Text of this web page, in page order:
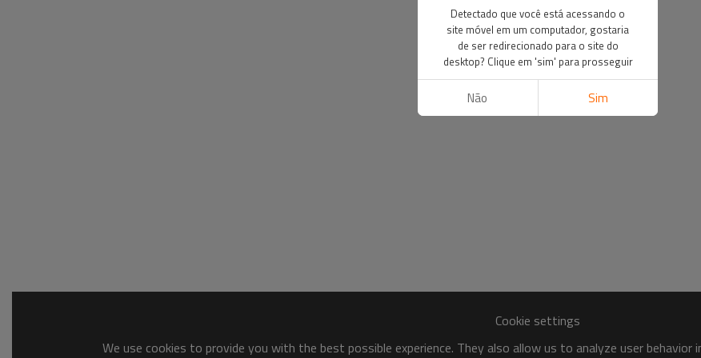
Cookie settings
We use cookies to provide you with the best possible experience. They also allow us to analyze user
Detectado que você está acessando o
site móvel em um computador, gostaria
de ser redirecionado para o site do
desktop? Clique em 'sim' para prosseguir
Não Sim